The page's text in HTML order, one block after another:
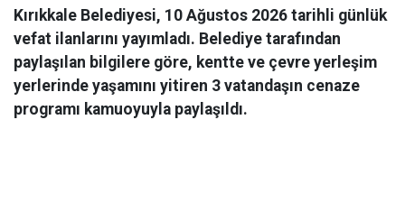
Kırıkkale Belediyesi, 10 Ağustos 2026 tarihli günlük
vefat ilanlarını yayımladı. Belediye tarafından
paylaşılan bilgilere göre, kentte ve çevre yerleşim
yerlerinde yaşamını yitiren 3 vatandaşın cenaze
programı kamuoyuyla paylaşıldı.